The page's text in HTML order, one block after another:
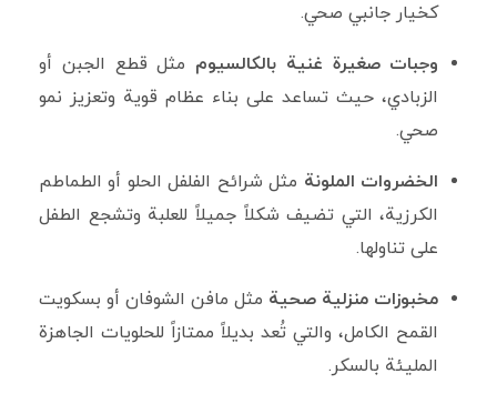
كخيار جانبي صحي.
وجبات صغيرة غنية بالكالسيوم مثل قطع الجبن أو
الزبادي، حيث تساعد على بناء عظام قوية وتعزيز نمو
صحي.
الخضروات الملونة مثل شرائح الفلفل الحلو أو الطماطم
الكرزية، التي تضيف شكلاً جميلاً للعلبة وتشجع الطفل
على تناولها.
مخبوزات منزلية صحية مثل مافن الشوفان أو بسكويت
القمح الكامل، والتي تُعد بديلاً ممتازاً للحلويات الجاهزة
المليئة بالسكر.